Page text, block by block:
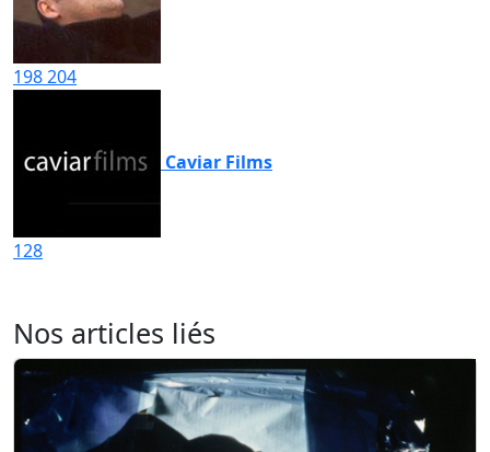
198204
Caviar Films
128
Nos articles liés